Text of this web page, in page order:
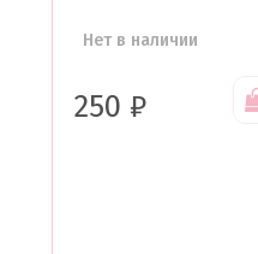
Нет в наличии
250 ₽